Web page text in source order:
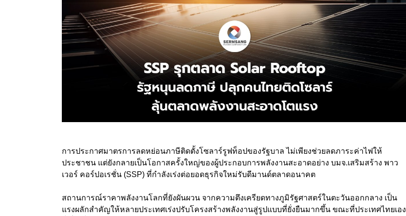
การประกาศมาตรการลดหย่อนภาษีติดตั้งโซลาร์รูฟท็อปของรัฐบาล ไม่เพียงช่วยลดภาระค่าไฟให้
ประชาชน แต่ยังกลายเป็นโอกาสครั้งใหญ่ของผู้ประกอบการพลังงานสะอาดอย่าง บมจ.เสริมสร้าง พาว
เวอร์ คอร์ปอเรชั่น (SSP) ที่กำลังเร่งต่อยอดธุรกิจใหม่รับดีมานด์ตลาดอนาคต
สถานการณ์ราคาพลังงานโลกที่ยังผันผวน จากความตึงเครียดทางภูมิรัฐศาสตร์ในตะวันออกกลาง เป็น
แรงผลักสำคัญให้หลายประเทศเร่งปรับโครงสร้างพลังงานสู่รูปแบบที่ยั่งยืนมากขึ้น ขณะที่ประเทศไทยเอง